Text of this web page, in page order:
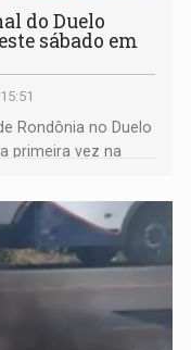
do Duelo
sábado em
Rondônia no Duelo
primeira vez na